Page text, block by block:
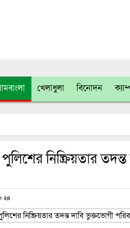
খেলাধুলা বিনোদন
নিষ্ক্রিয়তার তদন্ত
২৪